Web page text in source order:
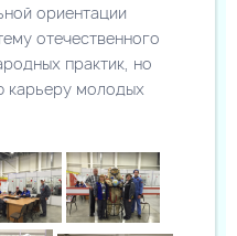
ориентации
отечественного
практик, но
карьеру молодых